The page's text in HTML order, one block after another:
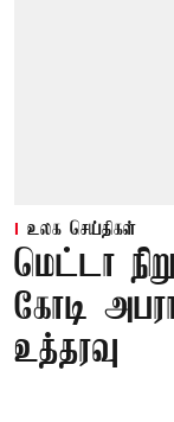
உலக செய்திகள்
மெட்டா
கோடி
உத்தரவு